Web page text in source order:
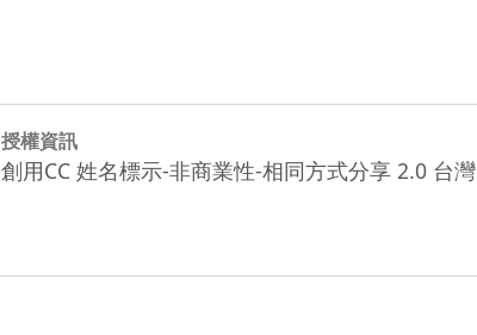
授權資訊
創用CC 姓名標示-非商業性-相同方式分享 2.0 台灣